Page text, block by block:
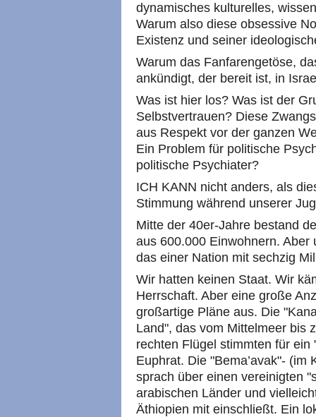
dynamisches kulturelles,
Warum also diese obsessive
Existenz und seiner
Warum das Fanfarengetöse,
ankündigt, der bereit ist, in
Was ist hier los? Was ist der
Selbstvertrauen? Diese
aus Respekt vor der ganzen
Ein Problem für politische
politische Psychiater?
ICH KANN nicht anders, als
Stimmung während unserer
Mitte der 40er-Jahre bestand
aus 600.000 Einwohnern.
das einer Nation mit sechzig
Wir hatten keinen Staat. Wir
Herrschaft. Aber eine große
großartige Pläne aus. Die
Land", das vom Mittelmeer bis
rechten Flügel stimmten für
Euphrat. Die "Bema’avak"-
sprach über einen vereinigten
arabischen Länder und
Äthiopien mit einschließt. Ein